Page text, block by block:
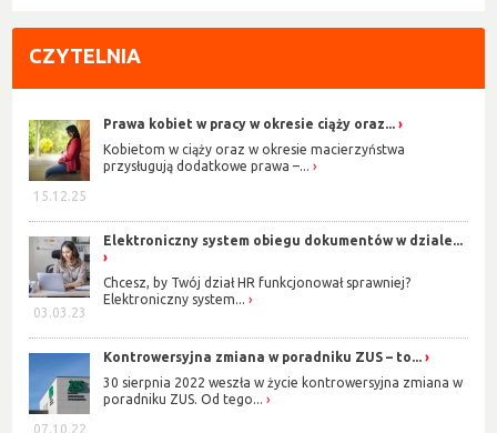
CZYTELNIA
15.12.25
Prawa kobiet w pracy w okresie ciąży oraz...
Kobietom w ciąży oraz w okresie macierzyństwa
przysługują dodatkowe prawa –...
03.03.23
Elektroniczny system obiegu dokumentów w dziale...
Chcesz, by Twój dział HR funkcjonował sprawniej?
Elektroniczny system...
07.10.22
Kontrowersyjna zmiana w poradniku ZUS – to...
30 sierpnia 2022 weszła w życie kontrowersyjna zmiana w
poradniku ZUS. Od tego...